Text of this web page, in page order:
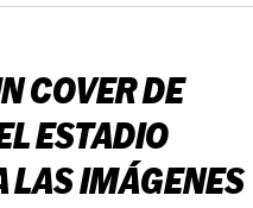
COVER DE
ESTADIO
LAS IMÁGENES